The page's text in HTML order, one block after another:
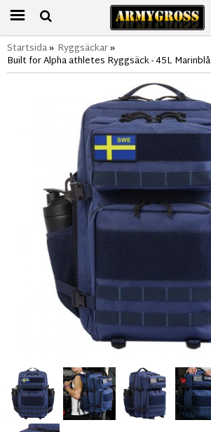
Startsida» Ryggsäckar»
Built for Alpha athletes Ryggsäck - 45L Marinblå